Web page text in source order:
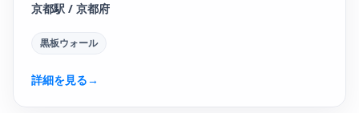
京都駅 / 京都府
黒板ウォール
詳細を見る→